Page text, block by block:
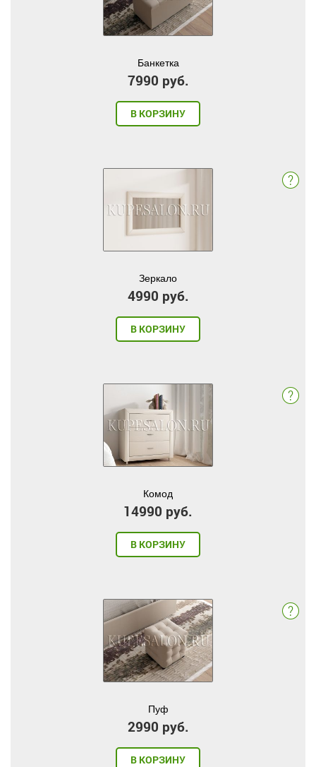
Банкетка
7990 руб.
В КОРЗИНУ
Зеркало
4990 руб.
В КОРЗИНУ
Комод
14990 руб.
В КОРЗИНУ
Пуф
2990 руб.
В КОРЗИНУ